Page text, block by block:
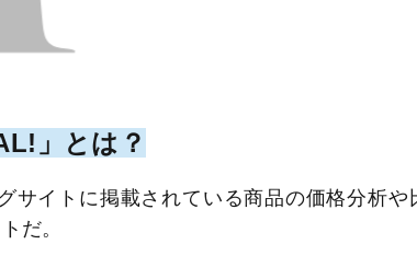
」とは？
サイトに掲載されている商品の価格分析や
だ。